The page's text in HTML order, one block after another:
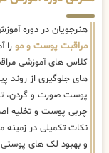
هنرجویان در دوره
مراقبت پوست و مو را
کلاس های آموزشی
های جلوگیری از
پوست صورت و گردن،
چربی پوست و تخلیه
نکات تکمیلی در زمینه
و بهبود لک های